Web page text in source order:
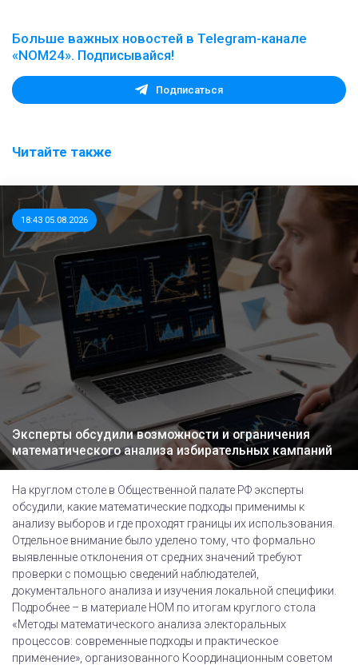
Больше важных новостей в Telegram-канале
«NOM24». Подписывайся!
Подписаться
Читайте также
18:43 05.08.2026
Эксперты обсудили возможности и ограничения
математического анализа избирательных кампаний
На круглом столе в Общественной палате РФ эксперты
обсудили, какие математические подходы применимы к
анализу выборов и где проходят границы их использования.
Отдельное внимание было уделено тому, что формально
выявленные отклонения от средних значений требуют
проверки с помощью сведений наблюдателей,
документального анализа и изучения локальной специфики.
Подробнее – в материале НОМ по итогам круглого стола
«Методы математического анализа электоральных
процессов: современные подходы и практическое
применение», организованного Координационным советом